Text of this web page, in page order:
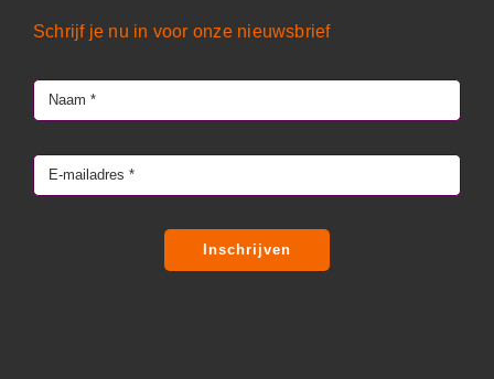
Schrijf je nu in voor onze nieuwsbrief
Inschrijven